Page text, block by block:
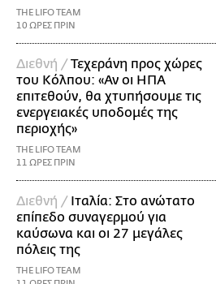
THE LIFO TEAM
10 ΩΡΕΣ ΠΡΙΝ
Διεθνή /Τεχεράνη προς χώρες
του Κόλπου: «Αν οι ΗΠΑ
επιτεθούν, θα χτυπήσουμε τις
ενεργειακές υποδομές της
περιοχής»
THE LIFO TEAM
11 ΩΡΕΣ ΠΡΙΝ
Διεθνή / Ιταλία: Στο ανώτατο
επίπεδο συναγερμού για
καύσωνα και οι 27 μεγάλες
πόλεις της
THE LIFO TEAM